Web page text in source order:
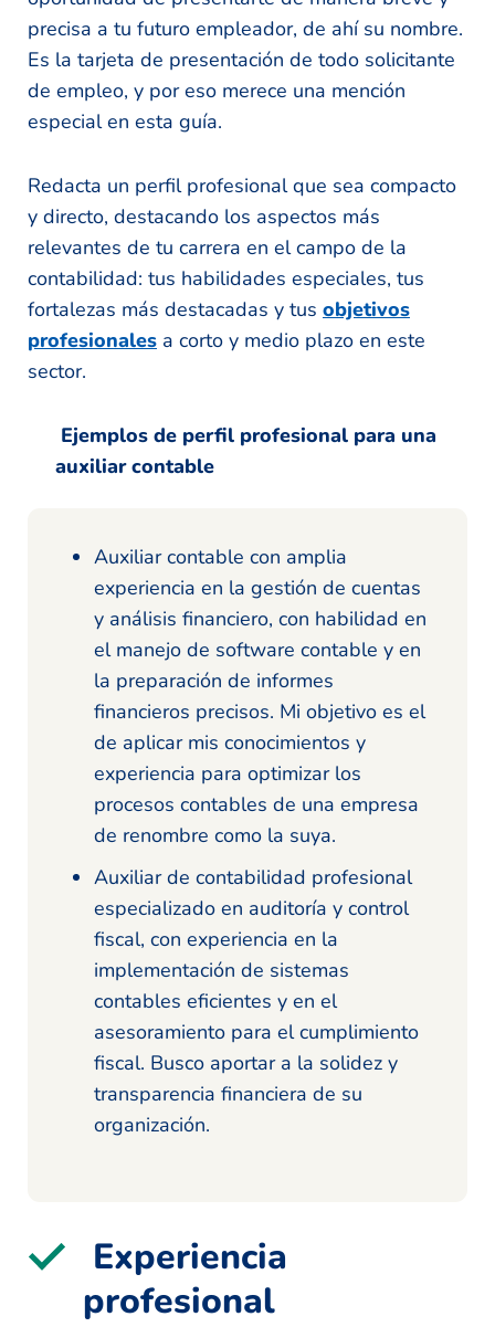
precisa a tu futuro empleador, de ahí su nombre.
Es la tarjeta de presentación de todo solicitante
de empleo, y por eso merece una mención
especial en esta guía.
Redacta un perfil profesional que sea compacto
y directo, destacando los aspectos más
relevantes de tu carrera en el campo de la
contabilidad: tus habilidades especiales, tus
fortalezas más destacadas y tus objetivos
profesionales a corto y medio plazo en este
sector.
Ejemplos de perfil profesional para una
auxiliar contable
Auxiliar contable con amplia
experiencia en la gestión de cuentas
y análisis financiero, con habilidad en
el manejo de software contable y en
la preparación de informes
financieros precisos. Mi objetivo es el
de aplicar mis conocimientos y
experiencia para optimizar los
procesos contables de una empresa
de renombre como la suya.
Auxiliar de contabilidad profesional
especializado en auditoría y control
fiscal, con experiencia en la
implementación de sistemas
contables eficientes y en el
asesoramiento para el cumplimiento
fiscal. Busco aportar a la solidez y
transparencia financiera de su
organización.
Experiencia
profesional